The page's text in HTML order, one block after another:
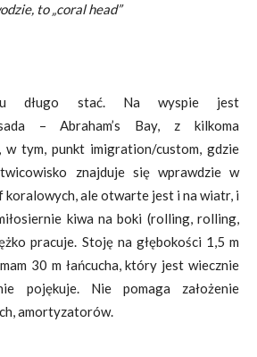
to „coral head”
długo stać. Na wyspie jest
– Abraham’s Bay, z kilkoma
w tym, punkt imigration/custom, gdzie
znajduje się wprawdzie w
koralowych, ale otwarte jest i na wiatr, i
kiwa na boki (rolling, rolling,
pracuje. Stoję na głębokości 1,5 m
30 m łańcucha, który jest wiecznie
pojękuje. Nie pomaga założenie
amortyzatorów.